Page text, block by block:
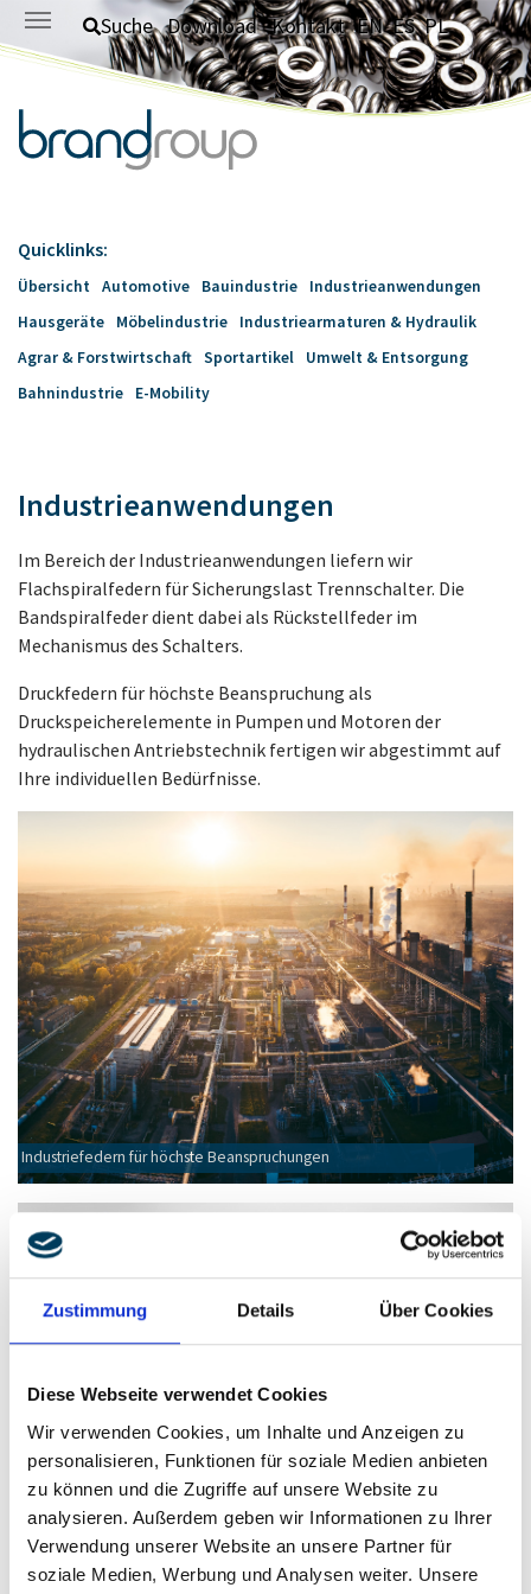
Zustimmung Details Über Cookies
Diese Webseite verwendet Cookies
Wir verwenden Cookies, um Inhalte und Anzeigen zu
personalisieren, Funktionen für soziale Medien anbieten
zu können und die Zugriffe auf unsere Website zu
analysieren. Außerdem geben wir Informationen zu Ihrer
Verwendung unserer Website an unsere Partner für
soziale Medien, Werbung und Analysen weiter. Unsere
Zum Hauptinhalt springen
Suche Download Kontakt EN ES PL
Quicklinks:
Übersicht Automotive Bauindustrie
Industrieanwendungen
Hausgeräte
Möbelindustrie
Industriearmaturen & Hydraulik
Agrar & Forstwirtschaft Sportartikel
Umwelt & Entsorgung
Bahnindustrie
E-Mobility
Industrieanwendungen
Im Bereich der Industrieanwendungen liefern wir
Flachspiralfedern für Sicherungslast Trennschalter. Die
Bandspiralfeder dient dabei als Rückstellfeder im
Mechanismus des Schalters.
Druckfedern für höchste Beanspruchung als
Druckspeicherelemente in Pumpen und Motoren der
hydraulischen Antriebstechnik fertigen wir abgestimmt auf
Ihre individuellen Bedürfnisse.
Industriefedern für höchste Beanspruchungen